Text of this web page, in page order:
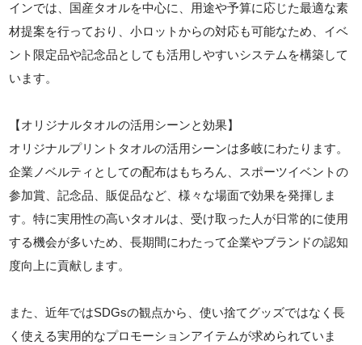
インでは、国産タオルを中心に、用途や予算に応じた最適な素
材提案を行っており、小ロットからの対応も可能なため、イベ
ント限定品や記念品としても活用しやすいシステムを構築して
います。
【オリジナルタオルの活用シーンと効果】
オリジナルプリントタオルの活用シーンは多岐にわたります。
企業ノベルティとしての配布はもちろん、スポーツイベントの
参加賞、記念品、販促品など、様々な場面で効果を発揮しま
す。特に実用性の高いタオルは、受け取った人が日常的に使用
する機会が多いため、長期間にわたって企業やブランドの認知
度向上に貢献します。
また、近年ではSDGsの観点から、使い捨てグッズではなく長
く使える実用的なプロモーションアイテムが求められていま